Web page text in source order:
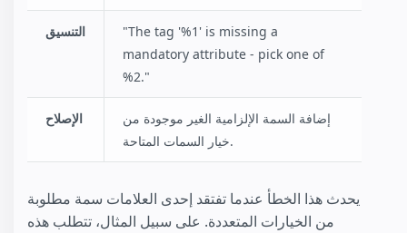
التنسيق
"The tag '%1' is missing a
mandatory attribute - pick one of
%2."
الإصلاح
إضافة السمة الإلزامية الغير موجودة من
خيار السمات المتاحة.
يحدث هذا الخطأ عندما تفتقد إحدى العلامات سمة مطلوبة
من الخيارات المتعددة. على سبيل المثال، تتطلب هذه